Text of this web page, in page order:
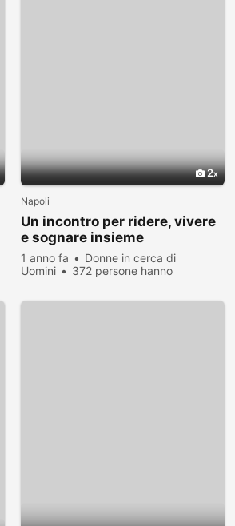
2
Napoli
Un incontro per ridere, vivere
e sognare insieme
1 anno fa
Donne in cerca di
Uomini
372 persone hanno